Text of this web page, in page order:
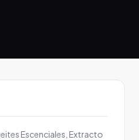
Escenciales, Extracto